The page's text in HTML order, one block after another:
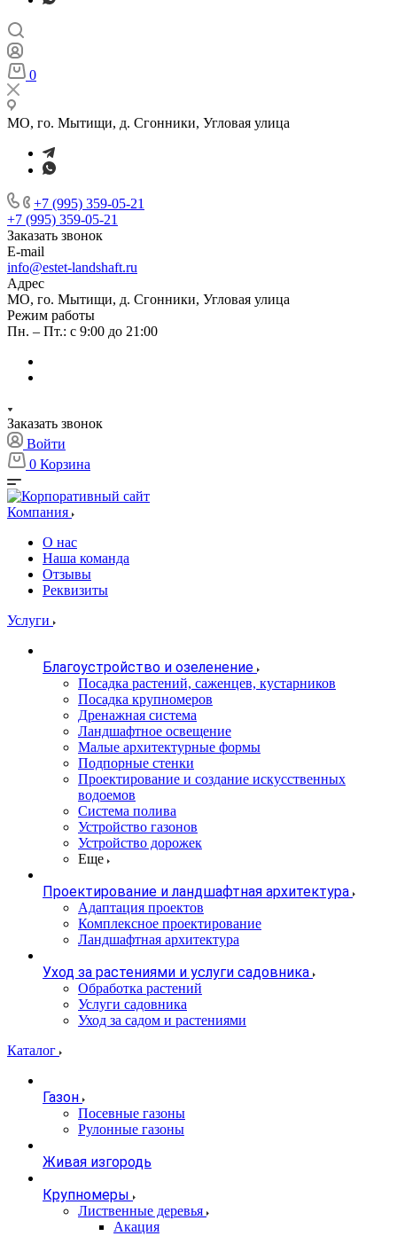
0
МО, го. Мытищи, д. Сгонники, Угловая улица
+7 (995) 359-05-21
+7 (995) 359-05-21
Заказать звонок
E-mail
info@estet-landshaft.ru
Адрес
МО, го. Мытищи, д. Сгонники, Угловая улица
Режим работы
Пн. – Пт.: с 9:00 до 21:00
Заказать звонок
Войти
0 Корзина
Компания
О нас
Наша команда
Отзывы
Реквизиты
Услуги
Благоустройство и озеленение
Посадка растений, саженцев, кустарников
Посадка крупномеров
Дренажная система
Ландшафтное освещение
Малые архитектурные формы
Подпорные стенки
Проектирование и создание искусственных
водоемов
Система полива
Устройство газонов
Устройство дорожек
Еще
Проектирование и ландшафтная архитектура
Адаптация проектов
Комплексное проектирование
Ландшафтная архитектура
Уход за растениями и услуги садовника
Обработка растений
Услуги садовника
Уход за садом и растениями
Каталог
Газон
Посевные газоны
Рулонные газоны
Живая изгородь
Крупномеры
Лиственные деревья
Акация